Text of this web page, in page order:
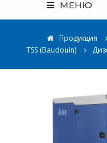
МЕНЮ
Продукция
TSS (Baudouin)